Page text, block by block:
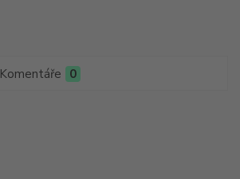
Komentáře 0